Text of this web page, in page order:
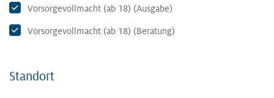
Vorsorgevollmacht (ab 18) (Ausgabe)
Vorsorgevollmacht (ab 18) (Beratung)
Standort